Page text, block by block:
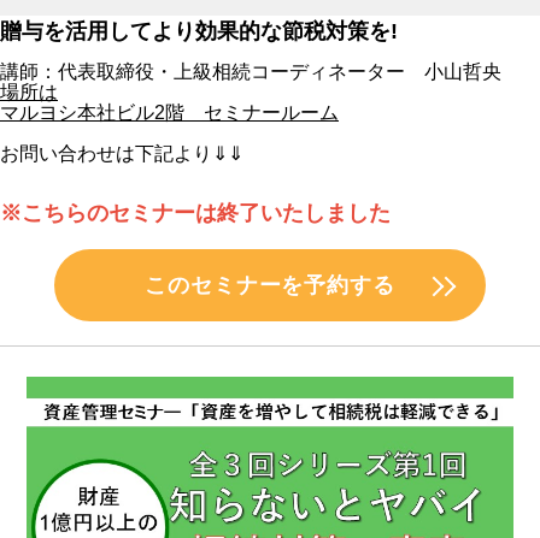
贈与を活用してより効果的な節税対策を!
講師：代表取締役・上級相続コーディネーター 小山哲央
場所は
マルヨシ本社ビル2階 セミナールーム
お問い合わせは下記より⇓⇓
※こちらのセミナーは終了いたしました
このセミナーを予約する